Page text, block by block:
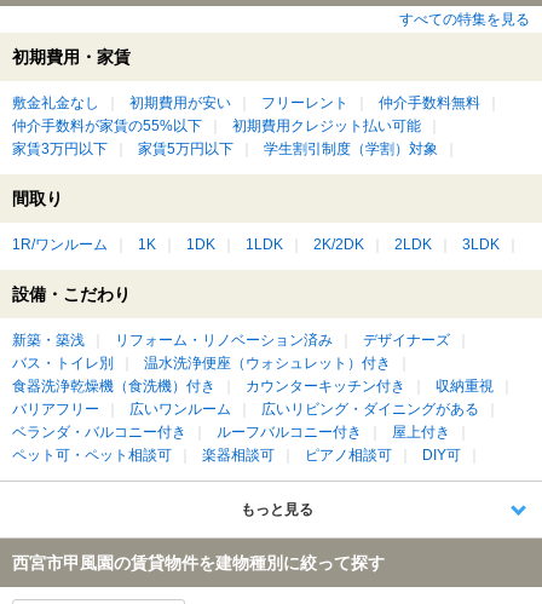
すべての特集を見る
初期費用・家賃
敷金礼金なし 初期費用が安い フリーレント
仲介手数料無料
仲介手数料が家賃の55%以下
初期費用クレジット払い可能
家賃3万円以下
家賃5万円以下 学生割引制度（学割）対象
間取り
1R/ワンルーム 1K 1DK 1LDK 2K/2DK 2LDK 3LDK
設備・こだわり
新築・築浅 リフォーム・リノベーション済み
デザイナーズ
バス・トイレ別
温水洗浄便座（ウォシュレット）付き
食器洗浄乾燥機（食洗機）付き
カウンターキッチン付き
収納重視
バリアフリー
広いワンルーム
広いリビング・ダイニングがある
ベランダ・バルコニー付き
ルーフバルコニー付き
屋上付き
ペット可・ペット相談可
楽器相談可 ピアノ相談可 DIY可
もっと見る
西宮市甲風園の賃貸物件を建物種別に絞って探す